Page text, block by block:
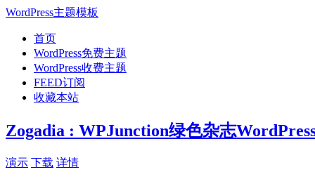
WordPress主题模板
首页
WordPress免费主题
WordPress收费主题
FEED订阅
收藏本站
Zogadia : WPJunction绿色杂志
演示 下载 详情